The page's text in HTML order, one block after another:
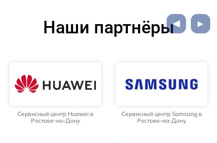
Наши партнёры
Сервисный центр Huawei в
Ростове-на-Дону
Сервисный центр Samsung в
Ростове-на-Дону